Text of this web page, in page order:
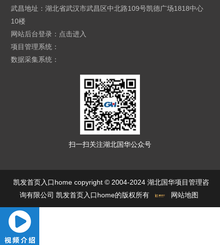
武昌地址：湖北省武汉市武昌区中北路109号凯德广场1818中心
10楼
网站后台登录： 点击进入
项目管理系统：
数据采集系统：
扫一扫关注湖北国华公众号
凯发首页入口home copyright © 2004-2024 湖北国华项目管理咨
询有限公司 凯发首页入口home的版权所有
网站地图